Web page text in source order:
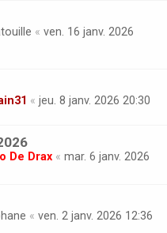
« ven. 16 janv. 2026
« jeu. 8 janv. 2026 20:30
De Drax « mar. 6 janv. 2026
« ven. 2 janv. 2026 12:36